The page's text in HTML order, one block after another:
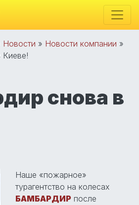
Новости » Новости компании »
Киеве!
снова в
Наше «пожарное»
турагентство на колесах
БАМБАРДИР после